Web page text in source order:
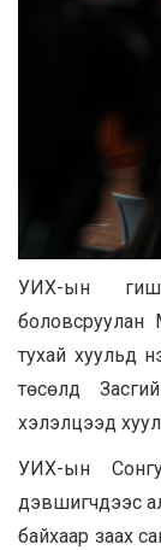
УИХ-ын
тухай хуульд
төсөлд
хэлэлцээд
УИХ-ын
дэвшигчдээс
байхаар заах